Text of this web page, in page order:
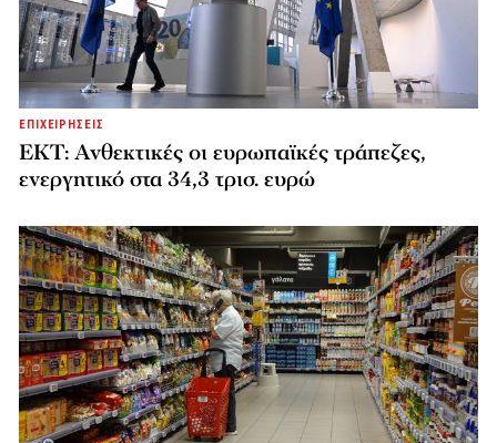
ΕΠΙΧΕΙΡΗΣΕΙΣ
ΕΚΤ: Ανθεκτικές οι ευρωπαϊκές τράπεζες,
ενεργητικό στα 34,3 τρισ. ευρώ